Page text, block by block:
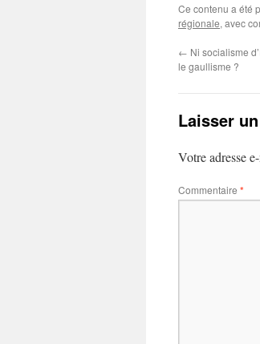
Ce contenu a été
régionale, avec
← Ni socialisme
le gaullisme ?
Laisser
Votre adresse
Commentaire *